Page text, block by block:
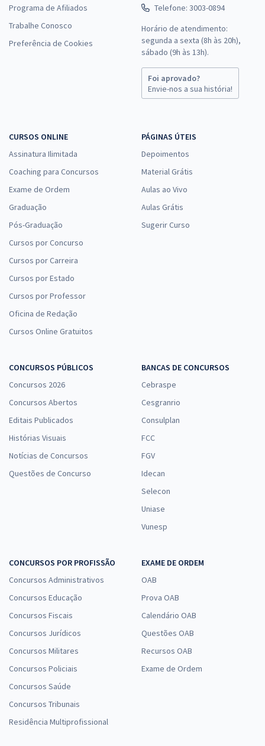
Programa de Afiliados
Trabalhe Conosco
Preferência de Cookies
Telefone: 3003-0894
Horário de atendimento:
segunda a sexta (8h às 20h),
sábado (9h às 13h).
Foi aprovado?
Envie-nos a sua história!
CURSOS ONLINE
Assinatura Ilimitada
Coaching para Concursos
Exame de Ordem
Graduação
Pós-Graduação
Cursos por Concurso
Cursos por Carreira
Cursos por Estado
Cursos por Professor
Oficina de Redação
Cursos Online Gratuitos
PÁGINAS ÚTEIS
Depoimentos
Material Grátis
Aulas ao Vivo
Aulas Grátis
Sugerir Curso
CONCURSOS PÚBLICOS
Concursos 2026
Concursos Abertos
Editais Publicados
Histórias Visuais
Notícias de Concursos
Questões de Concurso
BANCAS DE CONCURSOS
Cebraspe
Cesgranrio
Consulplan
FCC
FGV
Idecan
Selecon
Uniase
Vunesp
CONCURSOS POR PROFISSÃO
Concursos Administrativos
Concursos Educação
Concursos Fiscais
Concursos Jurídicos
Concursos Militares
Concursos Policiais
Concursos Saúde
Concursos Tribunais
Residência Multiprofissional
EXAME DE ORDEM
OAB
Prova OAB
Calendário OAB
Questões OAB
Recursos OAB
Exame de Ordem